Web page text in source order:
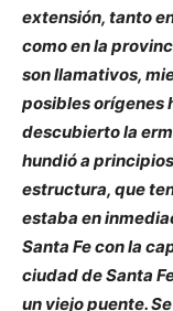
extensión, tanto
como en la
son llamativos,
posibles orígenes
descubierto la
hundió a
estructura, que
estaba en
Santa Fe con la
ciudad de Santa
un viejo puente.